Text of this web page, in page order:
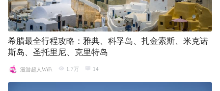
希腊最全行程攻略：雅典、科孚岛、扎金索斯、米克诺
斯岛、圣托里尼、克里特岛
漫游超人WiFi 1.7万 14